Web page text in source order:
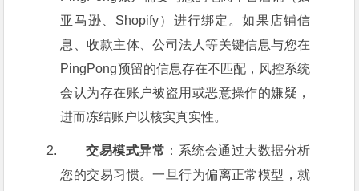
亚马逊、Shopify）进行绑定。如果店铺信
息、收款主体、公司法人等关键信息与您在
PingPong预留的信息存在不匹配，风控系统
会认为存在账户被盗用或恶意操作的嫌疑，
进而冻结账户以核实真实性。
交易模式异常 ：系统会通过大数据分析
您的交易习惯。一旦行为偏离正常模型，就